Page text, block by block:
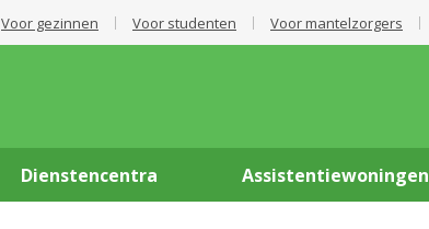
Voor gezinnen Voor studenten Voor mantelzorgers
Dienstencentra Assistentiewoningen